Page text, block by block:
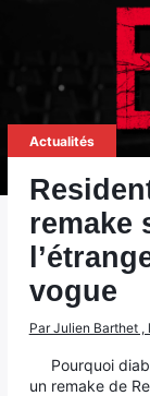
Actualités
remake
vogue
Par Julien Barthet
Pourquoi
un remake de